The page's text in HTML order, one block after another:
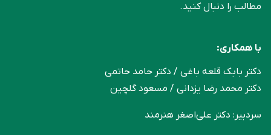
مطالب را دنبال کنید.
با همکاری:
دکتر بابک قلعه‌ باغی / دکتر حامد حاتمی
دکتر محمد رضا یزدانی / مسعود گلچین
سردبیر: دکتر علی‌اصغر هنرمند